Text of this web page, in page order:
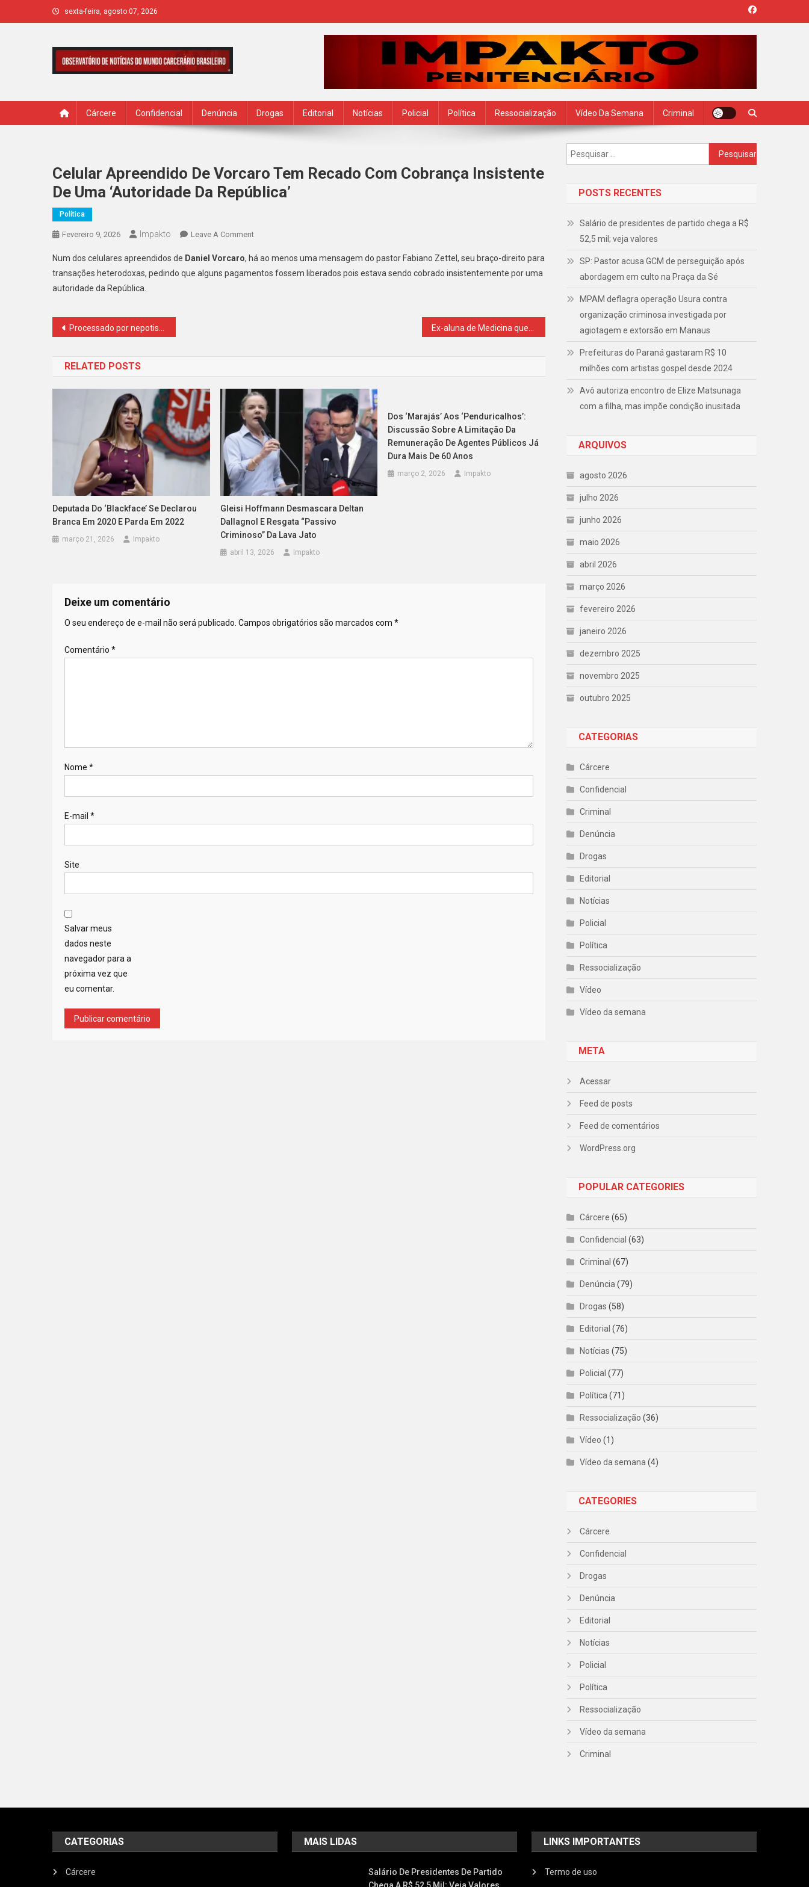
to
sexta-feira, agosto 07, 2026
Cárcere Confidencial Denúncia Drogas Editorial Notícias Policial Política Ressocialização Vídeo Da Semana Criminal
Celular Apreendido De Vorcaro Tem Recado Com Cobrança Insistente
De Uma ‘autoridade Da República’
Política
Fevereiro 9, 2026 Impakto Leave A CommentOn
Apreendido
De
‘autoridade
Da
República’
Num dos celulares apreendidos de Daniel Vorcaro, há ao menos uma mensagem do pastor Fabiano Zettel, seu braço-direito para
transações heterodoxas, pedindo que alguns pagamentos fossem liberados pois estava sendo cobrado insistentemente por uma
autoridade da República.
Navegação
Post
Processado por nepotismo, Eder Borges diz que promotora deve “voltar a estudar”
RELATED POSTS
Deputada Do ‘blackface’ Se Declarou
Branca Em 2020 E Parda Em 2022
março 21, 2026 Impakto
Gleisi Hoffmann Desmascara Deltan
Dallagnol E Resgata “passivo
Criminoso” Da Lava Jato
abril 13, 2026 Impakto
Dos ‘marajás’ Aos ‘penduricalhos’:
Discussão Sobre A Limitação Da
Remuneração De Agentes Públicos Já
Dura Mais De 60 Anos
março 2, 2026 Impakto
Deixe um comentário
O seu endereço de e-mail não será publicado. Campos obrigatórios são marcados com *
Comentário *
Nome *
E-mail *
Site
Salvar meus
dados neste
navegador para a
próxima vez que
eu comentar.
Pesquisar
por:
POSTS RECENTES
Salário de presidentes de partido chega a R$
52,5 mil; veja valores
SP: Pastor acusa GCM de perseguição após
abordagem em culto na Praça da Sé
MPAM deflagra operação Usura contra
organização criminosa investigada por
agiotagem e extorsão em Manaus
Prefeituras do Paraná gastaram R$ 10
milhões com artistas gospel desde 2024
Avô autoriza encontro de Elize Matsunaga
com a filha, mas impõe condição inusitada
ARQUIVOS
agosto 2026
julho 2026
junho 2026
maio 2026
abril 2026
março 2026
fevereiro 2026
janeiro 2026
dezembro 2025
novembro 2025
outubro 2025
CATEGORIAS
Cárcere
Confidencial
Criminal
Denúncia
Drogas
Editorial
Notícias
Policial
Política
Ressocialização
Vídeo
Vídeo da semana
META
Acessar
Feed de posts
Feed de comentários
WordPress.org
POPULAR CATEGORIES
Cárcere (65)
Confidencial (63)
Criminal (67)
Denúncia (79)
Drogas (58)
Editorial (76)
Notícias (75)
Policial (77)
Política (71)
Ressocialização (36)
Vídeo (1)
Vídeo da semana (4)
CATEGORIES
Cárcere
Confidencial
Drogas
Denúncia
Editorial
Notícias
Policial
Política
Ressocialização
Vídeo da semana
Criminal
CATEGORIAS
Cárcere
MAIS LIDAS
Salário De Presidentes De Partido
LINKS IMPORTANTES
Termo de uso